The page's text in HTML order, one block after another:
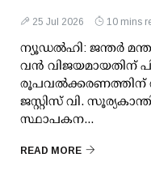
25 Jul 2026 10 mins
ന്യൂഡല്‍ഹി: ജന്തര്‍
വന്‍ വിജയമായതിന്
രൂപവല്‍ക്കരണത്തിന്
ജസ്റ്റിസ് വി.
സ്ഥാപകന...
READ MORE